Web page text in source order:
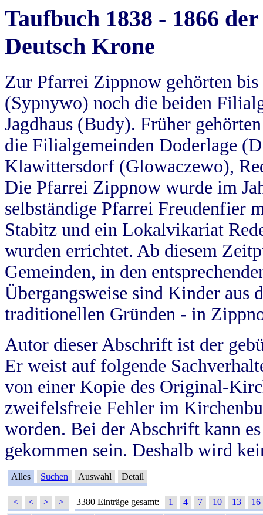
Taufbuch 1838 - 1866
Deutsch Krone
Zur Pfarrei Zippnow gehörten
(Sypnywo) noch die beiden
Jagdhaus (Budy). Früher
die Filialgemeinden Doderlage
Klawittersdorf (Glowaczewo),
Die Pfarrei Zippnow wurde im
selbständige Pfarrei Freudenfier
Stabitz und ein Lokalvikariat
wurden errichtet. Ab diesem
Gemeinden, in den
Übergangsweise sind Kinder aus
traditionellen Gründen - in
Autor dieser Abschrift ist der
Er weist auf folgende
von einer Kopie des Original-
zweifelsfreie Fehler im
worden. Bei der Abschrift kann
gekommen sein. Deshalb wird
Alles Suchen Auswahl Detail
|< < > >| 3380 Einträge gesamt: 1 4 7 10 13
16